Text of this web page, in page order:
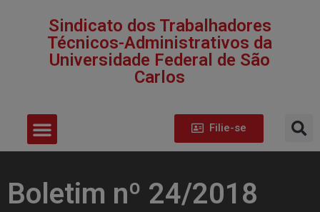
Sindicato dos Trabalhadores
Técnicos-Administrativos da
Universidade Federal de São
Carlos​
Filie-se
Boletim nº 24/2018